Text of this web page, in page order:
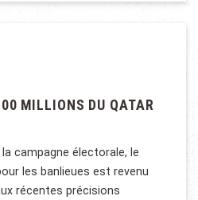
MILLIONS DU QATAR
campagne électorale, le
les banlieues est revenu
récentes précisions